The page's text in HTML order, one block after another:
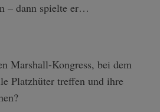
– dann spielte er…
Marshall-Kongress, bei dem
Platzhüter treffen und ihre